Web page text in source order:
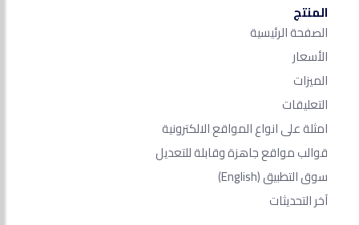
المنتج
الصفحة الرئيسية
الأسعار
الميزات
التعليقات
امثلة على انواع المواقع الالكترونية
قوالب مواقع جاهزة وقابلة للتعديل
سوق التطبيق(English)
آخر التحديثات